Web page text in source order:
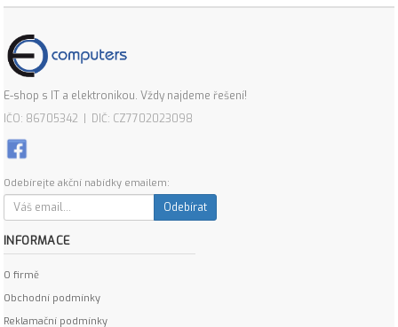
E-shop s IT a elektronikou. Vždy najdeme řešení!
IČO: 86705342 | DIČ: CZ7702023098
Odebírejte akční nabídky emailem:
Odebírat
INFORMACE
O firmě
Obchodní podmínky
Reklamační podmínky